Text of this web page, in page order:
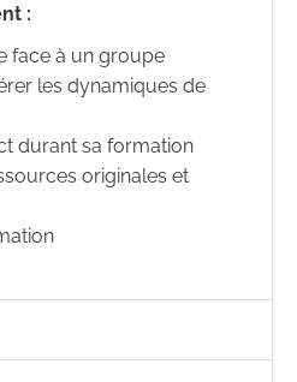
:
face à un groupe
les dynamiques de
durant sa formation
originales et